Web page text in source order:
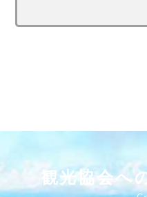
観光協会へ